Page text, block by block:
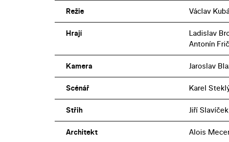
Režie Václav
Hrají
Ladislav
Antonín Frič
Kamera Jaroslav
Scénář Karel
Střih Jiří
Architekt Alois